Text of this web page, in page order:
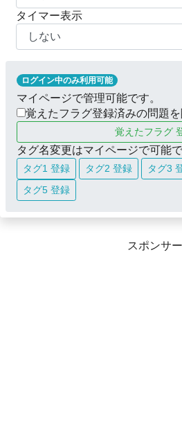
タイマー表示
ログイン中のみ利用可能
マイページで管理可能です。
覚えたフラグ登録済みの問題
覚えたフラグ
タグ名変更はマイページで可能で
タグ1 登録 タグ2 登録 タグ3
タグ5 登録
スポンサー